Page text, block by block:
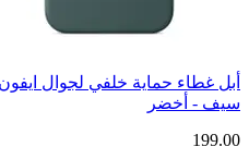
سيف - أخضر
199.00